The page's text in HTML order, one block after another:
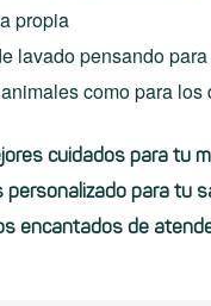
propia
lavado pensando
como para los
cuidados para tu
personalizado para tu
encantados de